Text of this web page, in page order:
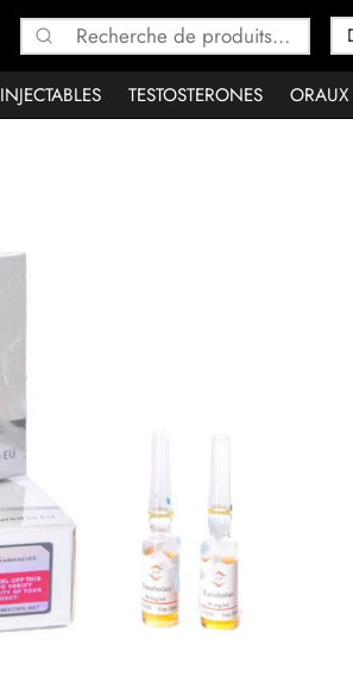
Recherche
pour :
INJECTABLES TESTOSTERONES ORAUX